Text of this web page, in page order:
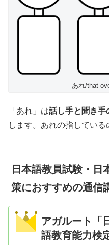
あれ/that
「あれ」は話し手と聞き手
します。あれの指している
日本語教員試験・日
策におすすめの通信
アガルート「
語教育能力検